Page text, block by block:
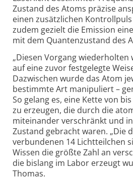
Zustand des Atoms präzise
einen zusätzlichen
zudem gezielt die Emission
mit dem Quantenzustand des
„Diesen Vorgang
auf eine zuvor festgelegte
Dazwischen wurde das Atom
bestimmte Art manipuliert –
So gelang es, eine Kette von
zu erzeugen, die durch die
miteinander verschränkt und
Zustand gebracht waren. „Die
verbundenen 14 Licht­teilchen
Wissen die größte Zahl an
die bislang im Labor erzeugt
Thomas.